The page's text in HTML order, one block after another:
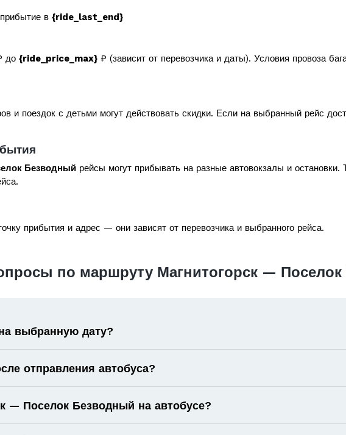
в {ride_last_end}
до {ride_price_max} ₽ (зависит от перевозчика и даты). Условия провоза
и поездок с детьми могут действовать скидки. Если на выбранный рейс
Безводный рейсы могут прибывать на разные автовокзалы и остановки.
прибытия и адрес — они зависят от перевозчика и выбранного рейса.
по маршруту Магнитогорск —
выбранную дату?
отправления автобуса?
— Поселок Безводный на автобусе?